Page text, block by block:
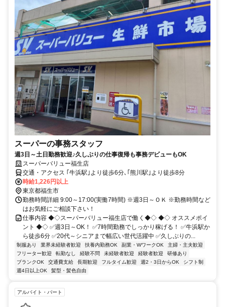
スーパーの事務スタッフ
週3日～土日勤務歓迎♪久しぶりの仕事復帰も事務デビューもOK
スーパーバリュー福生店
交通・アクセス ｢牛浜駅｣より徒歩6分､｢熊川駅｣より徒歩8分
時給1,226円以上
東京都福生市
勤務時間詳細 9:00～17:00(実働7時間) ※週3日～ＯＫ ※勤務時間など
はお気軽にご相談下さい！
仕事内容 ◆◇スーパーバリュー福生店で働く◆◇ ◆◇ オススメポイ
ント ◆◇ ✅週3日～OK！ ✅7時間勤務でしっかり稼げる！ ✅牛浜駅か
ら徒歩6分 ✅20代～シニアまで幅広い世代活躍中 ✅久しぶりの...
制服あり 業界未経験者歓迎 扶養内勤務OK 副業・WワークOK
主婦・主夫歓迎
フリーター歓迎
転勤なし 経験不問 未経験者歓迎 経験者歓迎
研修あり
ブランクOK
交通費支給 長期歓迎 フルタイム歓迎 週2・3日からOK
シフト制
週4日以上OK
髪型・髪色自由
アルバイト・パート